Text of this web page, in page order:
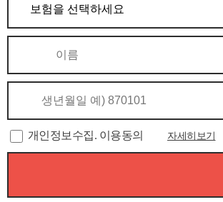
개인정보수집. 이용동의 자세히보기